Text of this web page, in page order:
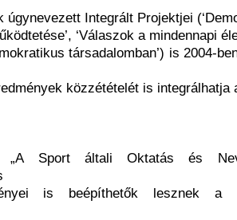
úgynevezett Integrált Projektjei
‘Válaszok a mindennapi
társadalomban’) is 2004-
közzétételét is integrálhatja
„A Sport általi Oktatás és
is beépíthetők lesznek a